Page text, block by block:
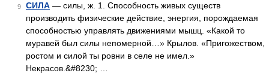
9 СИЛА — силы, ж. 1. Способность живых существ
производить физические действие, энергия, порождаемая
способностью управлять движениями мышц. «Какой то
муравей был силы непомерной…» Крылов. «Пригожеством,
ростом и силой ты ровни в селе не имел.»
Некрасов.&#8230; …